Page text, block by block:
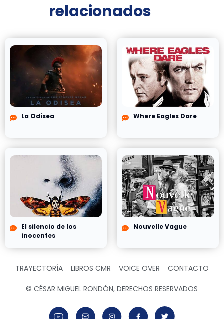
relacionados
La Odisea Where Eagles Dare
El silencio de los
inocentes
Nouvelle Vague
TRAYECTORÍA LIBROS CMR VOICE OVER CONTACTO
© CÉSAR MIGUEL RONDÓN, DERECHOS RESERVADOS